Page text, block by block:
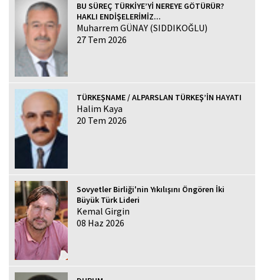
BU SÜREÇ TÜRKİYE’Yİ NEREYE GÖTÜRÜR?
HAKLI ENDİŞELERİMİZ...
Muharrem GÜNAY (SIDDIKOĞLU)
27 Tem 2026
TÜRKEŞNAME / ALPARSLAN TÜRKEŞ’İN HAYATI
Halim Kaya
20 Tem 2026
Sovyetler Birliği'nin Yıkılışını Öngören İki
Büyük Türk Lideri
Kemal Girgin
08 Haz 2026